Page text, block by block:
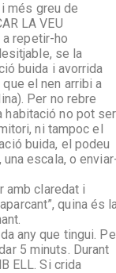
més greu de
LA VEU
repetir-ho
se la
buida i avorrida
el nen arribi a
Per no rebre
habitació no pot ser
ni tampoc el
buida, el podeu
escala, o
amb claredat i
quina és
any que tingui.
5 minuts. Durant
ELL. Si crida